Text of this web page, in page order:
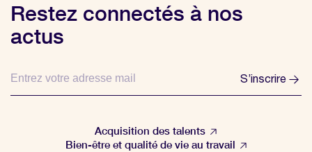
Restez connectés à nos
actus
S’inscrire
Acquisition des talents
Bien-être et qualité de vie au travail